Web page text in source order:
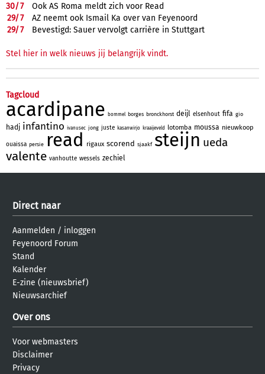
30/7
Ook AS Roma meldt zich voor Read
29/7
AZ neemt ook Ismail Ka over van Feyenoord
29/7 Bevestigd: Sauer vervolgt carrière in Stuttgart
Stel hier in welk nieuws jij belangrijk vindt.
Tagcloud
acardipane bommel borges bronckhorst deijl elsenhout fifa gio
hadj infantino ivanusec jong juste kasanwirjo kraaijeveld lotomba moussa nieuwkoop
ouaissa persie read rigaux scorend sjaakf steijn ueda
valente vanhoutte wessels zechiel
Direct naar
Aanmelden / inloggen
Feyenoord Forum
Stand
Kalender
E-zine (nieuwsbrief)
Nieuwsarchief
Over ons
Voor webmasters
Disclaimer
Privacy